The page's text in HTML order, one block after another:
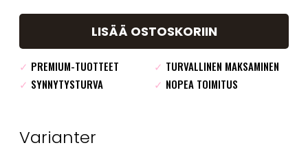
LISÄÄ OSTOSKORIIN
✓ PREMIUM-TUOTTEET ✓ TURVALLINEN MAKSAMINEN
✓ SYNNYTYSTURVA ✓ NOPEA TOIMITUS
Varianter